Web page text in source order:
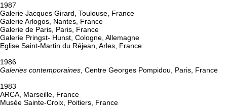
1987
Galerie Jacques Girard, Toulouse, France
Galerie Arlogos, Nantes, France
Galerie de Paris, Paris, France
Galerie Pringst- Hunst, Cologne, Allemagne
Eglise Saint-Martin du Réjean, Arles, France
1986
Galeries contemporaines , Centre Georges Pompidou, Paris, France
1983
ARCA, Marseille, France
Musée Sainte-Croix, Poitiers, France